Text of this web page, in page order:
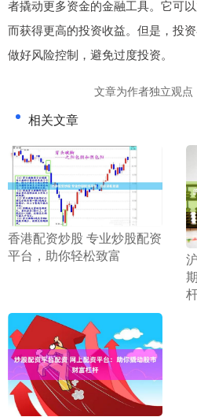
者撬动更多资金的金融工具。它可
而获得更高的投资收益。但是，投
做好风险控制，避免过度投资。
文章为作者独立观
相关文章
​香港配资炒股 专业炒股配资
平台，助你轻松致富